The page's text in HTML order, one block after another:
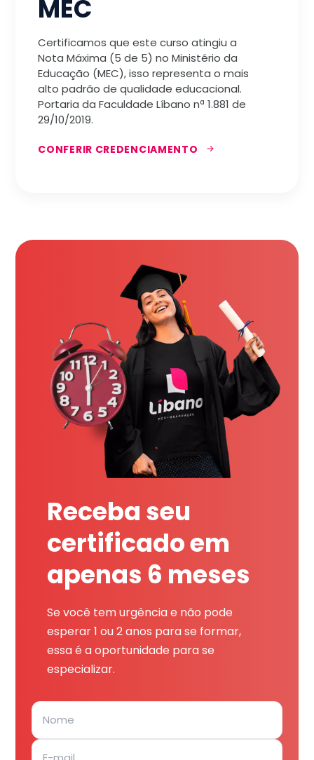
MEC
Certificamos que este curso atingiu a
Nota Máxima (5 de 5) no Ministério da
Educação (MEC), isso representa o mais
alto padrão de qualidade educacional.
Portaria da Faculdade Líbano nª 1.881 de
29/10/2019.
CONFERIR CREDENCIAMENTO
Receba seu
certificado em
apenas 6 meses
Se você tem urgência e não pode
esperar 1 ou 2 anos para se formar,
essa é a oportunidade para se
especializar.